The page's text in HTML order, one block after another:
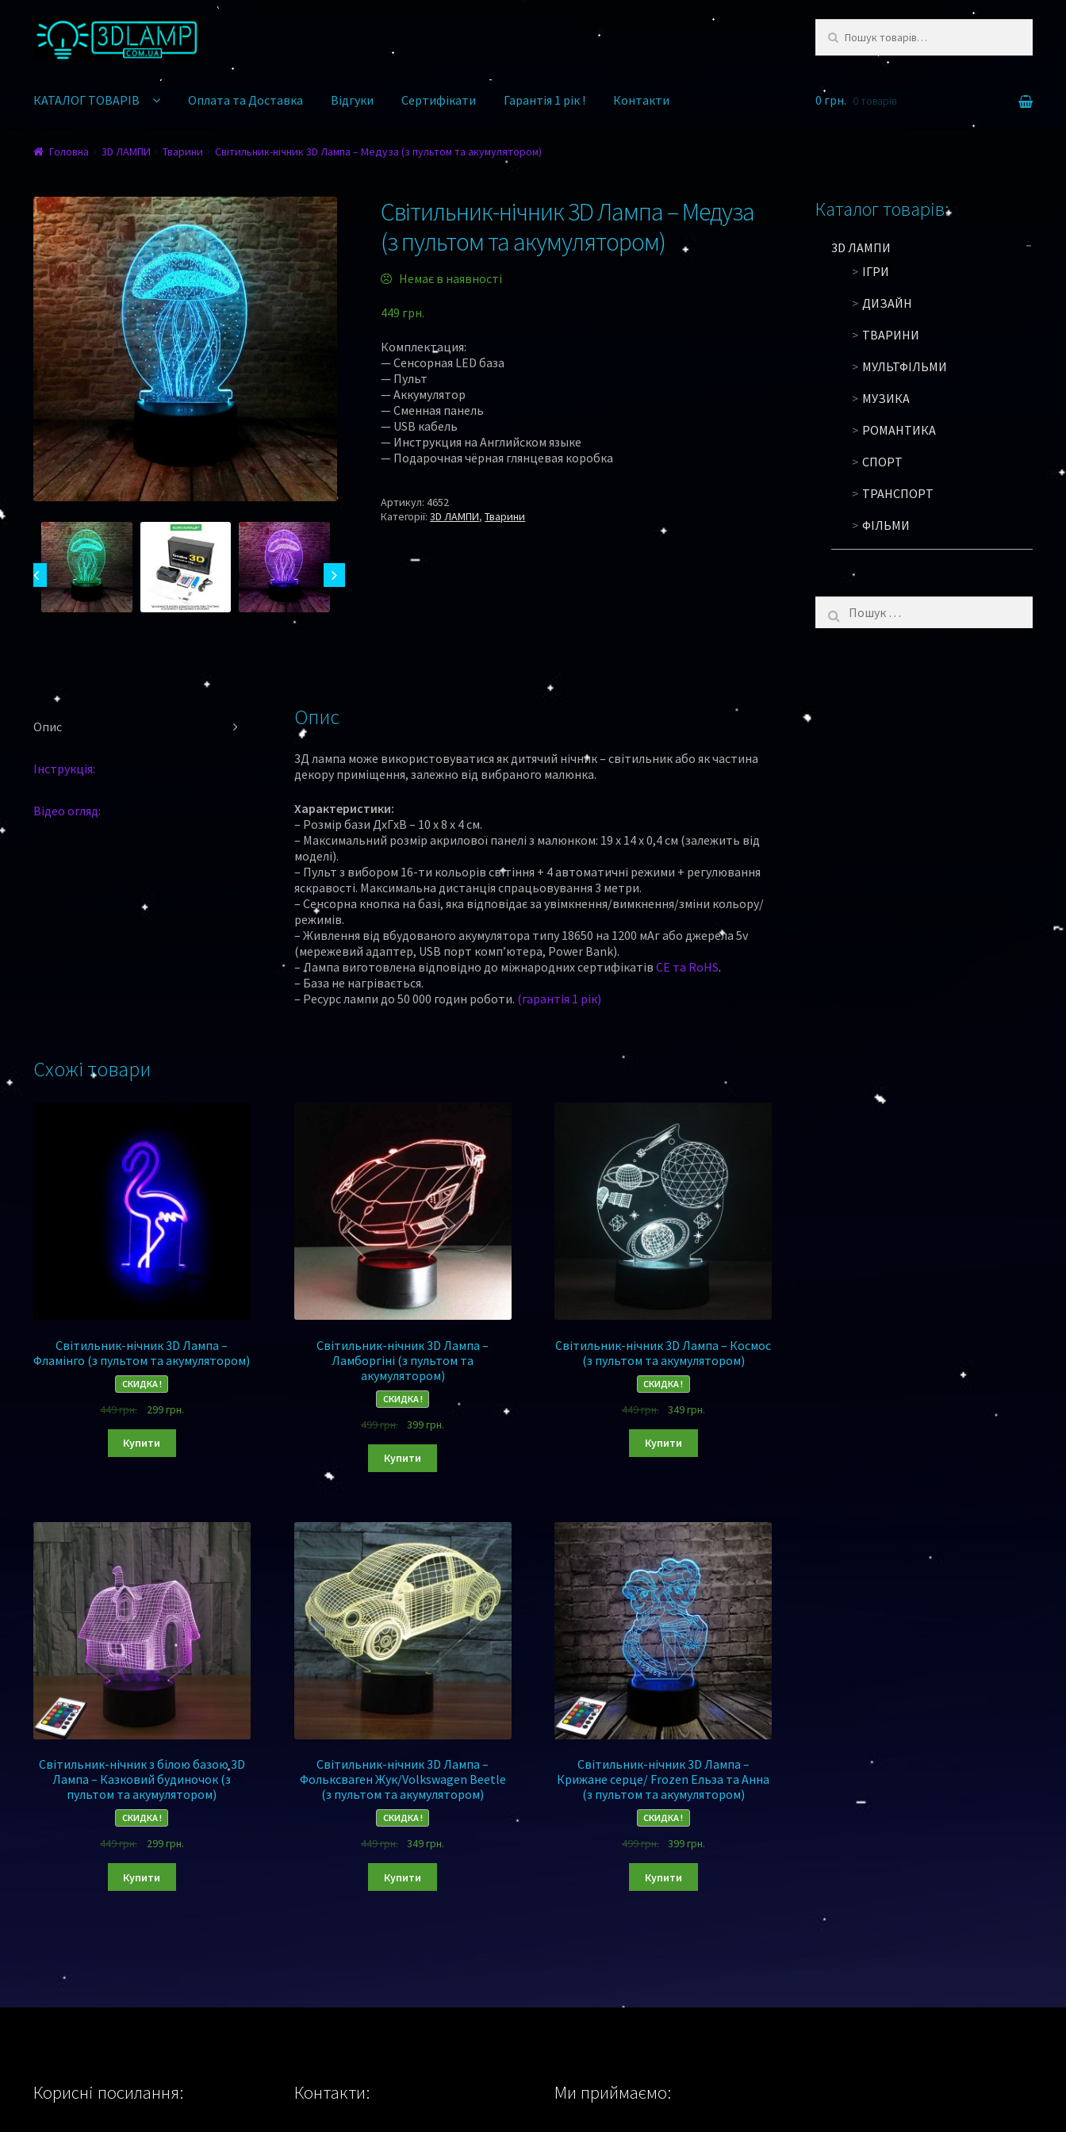
Перейти до навігації
Перейти до контенту
КАТАЛОГ ТОВАРІВ Оплата та Доставка Відгуки Сертифікати Гарантія 1 рік ! Контакти 0 грн. 0 товарів
Головна 3D ЛАМПИ Тварини Світильник-нічник 3D Лампа – Медуза (з пультом та акумулятором)
Світильник-нічник 3D Лампа – Медуза
(з пультом та акумулятором)
Немає в наявності
449 грн.
Комплектация:
— Сенсорная LED база
— Пульт
— Аккумулятор
— Сменная панель
— USB кабель
— Инструкция на Английском языке
— Подарочная чёрная глянцевая коробка
Артикул:4652
Категорії:3D ЛАМПИ,Тварини
Опис
Інструкція:
Відео огляд:
Опис
3Д лампа може використовуватися як дитячий нічник – світильник або як частина
декору приміщення, залежно від вибраного малюнка.
Характеристики:
– Розмір бази ДхГхВ – 10 х 8 х 4 см.
– Максимальний розмір акрилової панелі з малюнком: 19 x 14 x 0,4 см (залежить від
моделі).
– Пульт з вибором 16-ти кольорів світіння + 4 автоматичні режими + регулювання
яскравості. Максимальна дистанція спрацьовування 3 метри.
– Сенсорна кнопка на базі, яка відповідає за увімкнення/вимкнення/зміни кольору/
режимів.
– Живлення від вбудованого акумулятора типу 18650 на 1200 мАг або джерела 5v
(мережевий адаптер, USB порт комп’ютера, Power Bank).
– Лампа виготовлена відповідно до міжнародних сертифікатів CE та RoHS.
– База не нагрівається.
– Ресурс лампи до 50 000 годин роботи. (гарантія 1 рік)
Схожі товари
Світильник-нічник 3D Лампа –
Фламінго (з пультом та акумулятором)
СКИДКА !
449грн. 299грн.
Купити
Світильник-нічник 3D Лампа –
Ламборгіні (з пультом та
акумулятором)
СКИДКА !
499грн. 399грн.
Купити
Світильник-нічник 3D Лампа – Космос
(з пультом та акумулятором)
СКИДКА !
449грн. 349грн.
Купити
Світильник-нічник з білою базою 3D
Лампа – Казковий будиночок (з
пультом та акумулятором)
СКИДКА !
449грн. 299грн.
Купити
Світильник-нічник 3D Лампа –
Фольксваген Жук/Volkswagen Beetle
(з пультом та акумулятором)
СКИДКА !
449грн. 349грн.
Купити
Світильник-нічник 3D Лампа –
Крижане серце/ Frozen Ельза та Анна
(з пультом та акумулятором)
СКИДКА !
499грн. 399грн.
Купити
Каталог товарів:
3D ЛАМПИ
ІГРИ
ДИЗАЙН
ТВАРИНИ
МУЛЬТФІЛЬМИ
МУЗИКА
РОМАНТИКА
СПОРТ
ТРАНСПОРТ
ФІЛЬМИ
Пошук:
Корисні посилання: Контакти: Ми приймаємо: